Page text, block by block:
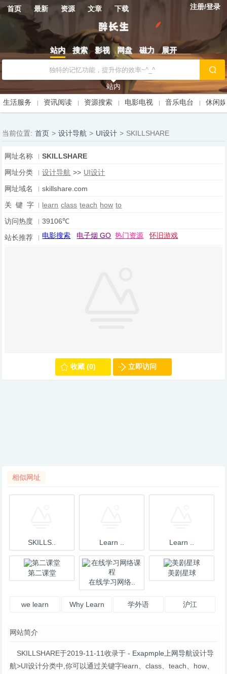
首页 最新 资源 文章 下载 注册/登录
站内 搜索 影视 网盘 磁力 展开
站内
生活服务
资讯阅读 资源搜索 电影电视 音乐电台 休闲
当前位置: 首页 > 设计导航 > UI设计 > SKILLSHARE
网址名称
SKILLSHARE
网址分类
设计导航 >> UI设计
网址域名
skillshare.com
关 键 字
learn class teach how to
访问热度
39106℃
站长推荐
电影搜索 电子烟 GO 热门资源 怀旧游戏
收藏 (0) 立即访问
相似网址
SKILLS.. Learn .. Learn ..
第二课堂
在线学习网络..
美剧星球
we learn
Why Learn
学外语 沪江
网站简介
SKILLSHARE于2019-11-11收录于 - Exapmple上网导航设计导
航>UI设计分类中,你可以通过关键字learn、class、teach、how、